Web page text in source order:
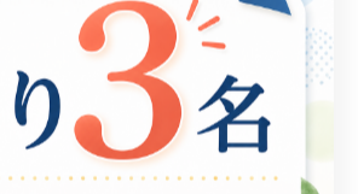
ゲーム制作
eスポーツ
お知らせ